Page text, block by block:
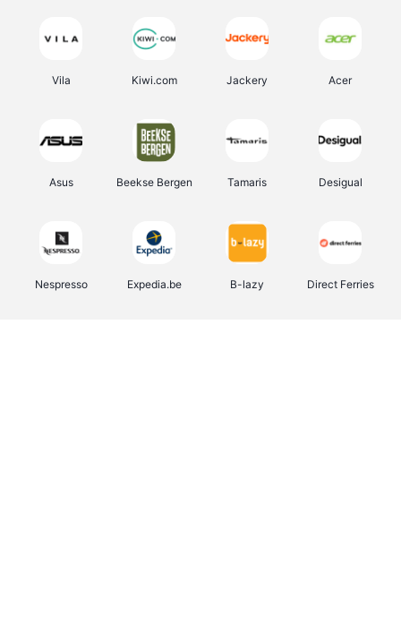
Vila Kiwi.com Jackery Acer
Asus Beekse Bergen Tamaris Desigual
Nespresso Expedia.be B-lazy Direct Ferries